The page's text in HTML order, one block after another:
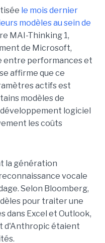
le mois dernier
modèles au sein de
MAI-Thinking 1,
de Microsoft,
entre performances et
affirme que ce
actifs est
modèles de
logiciel
les coûts
la génération
vocale
Selon Bloomberg,
pour traiter une
dans Excel et Outlook,
d'Anthropic étaient